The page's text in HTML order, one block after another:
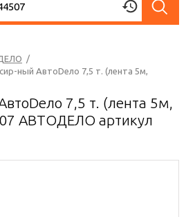
/
ный АвтоDело 7,5 т. (лента 5м,
7,5 т. (лента 5м,
АВТОДЕЛО артикул